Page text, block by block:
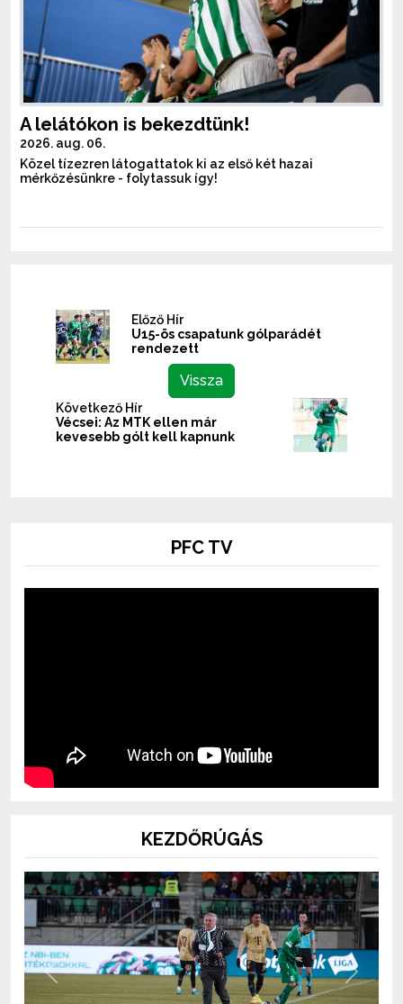
A lelátókon is bekezdtünk!
2026. aug. 06.
Közel tízezren látogattatok ki az első két hazai
mérkőzésünkre - folytassuk így!
Előző Hír
U15-ös csapatunk gólparádét
rendezett
Vissza
Következő Hír
Vécsei: Az MTK ellen már
kevesebb gólt kell kapnunk
PFC TV
KEZDŐRÚGÁS
Previous Next